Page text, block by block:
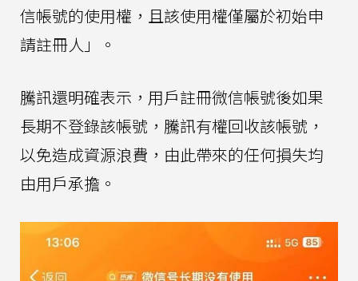
信帳號的使用權，且該使用權僅屬於初始申
請註冊人」。
騰訊還明確表示，用戶註冊微信帳號後如果
長期不登錄該帳號，騰訊有權回收該帳號，
以免造成資源浪費，由此帶來的任何損失均
由用戶承擔。